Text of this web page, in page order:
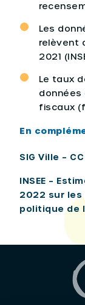
Les
relèvent
2021
Le taux
données
fiscaux
En
SIG Ville –
INSEE –
2022 sur
politique de